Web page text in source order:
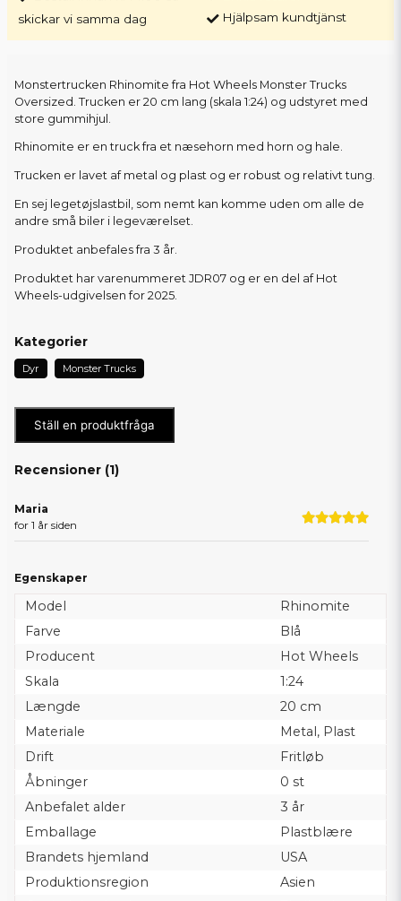
skickar vi samma dag
Hjälpsam kundtjänst
Monstertrucken Rhinomite fra Hot Wheels Monster Trucks
Oversized. Trucken er 20 cm lang (skala 1:24) og udstyret med
store gummihjul.
Rhinomite er en truck fra et næsehorn med horn og hale.
Trucken er lavet af metal og plast og er robust og relativt tung.
En sej legetøjslastbil, som nemt kan komme uden om alle de
andre små biler i legeværelset.
Produktet anbefales fra 3 år.
Produktet har varenummeret JDR07 og er en del af Hot
Wheels-udgivelsen for 2025.
Kategorier
Dyr Monster Trucks
Ställ en produktfråga
Recensioner (1)
Maria
for 1 år siden
Egenskaper
Model
Rhinomite
Farve
Blå
Producent
Hot Wheels
Skala
1:24
Længde
20 cm
Materiale
Metal, Plast
Drift
Fritløb
Åbninger
0 st
Anbefalet alder
3 år
Emballage
Plastblære
Brandets hjemland
USA
Produktionsregion
Asien